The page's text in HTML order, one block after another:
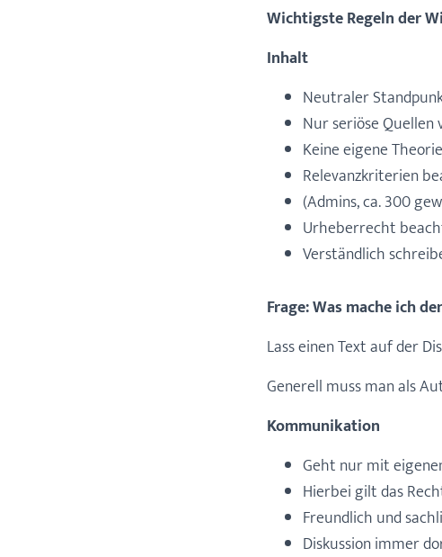
Wichtigste Regeln der
Inhalt
Neutraler
Nur seriöse
Keine eigene
Relevanzkriterien
(Admins, ca. 300
Urheberrecht
Verständlich
Frage: Was mache ich
Lass einen Text auf der
Generell muss man als
Kommunikation
Geht nur mit
Hierbei gilt das
Freundlich und
Diskussion immer